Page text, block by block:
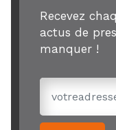
Recevez
actus de
manquer !